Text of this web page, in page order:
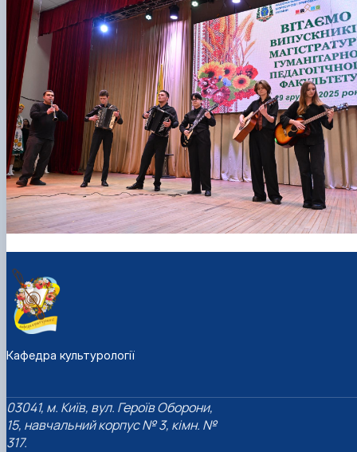
Кафедра культурології
03041, м. Київ, вул. Героїв Оборони,
15, навчальний корпус № 3, кімн. №
317.